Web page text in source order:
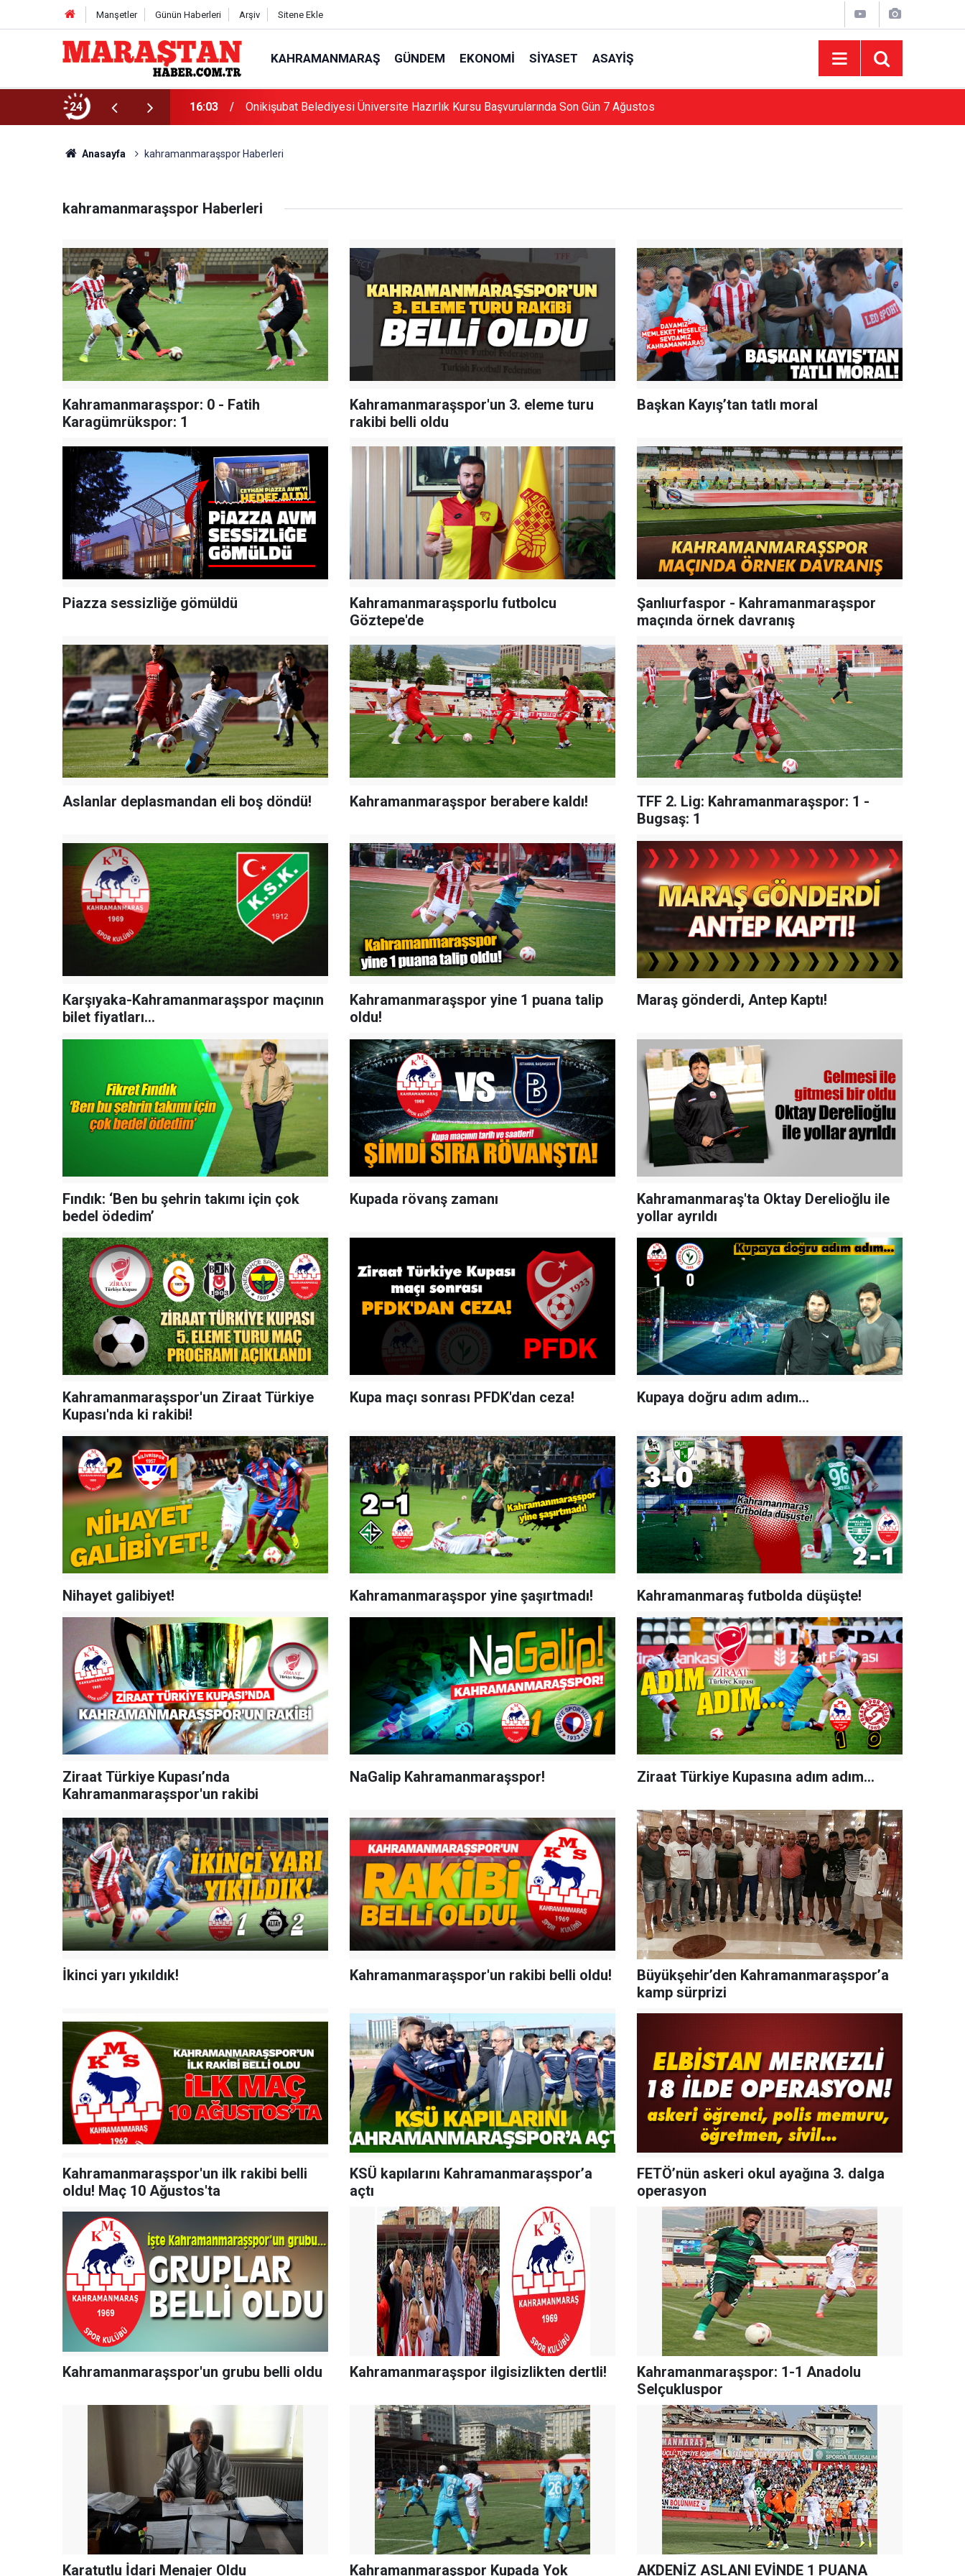
Manşetler Günün Haberleri Arşiv Sitene Ekle
KAHRAMANMARAŞ GÜNDEM EKONOMI SIYASET ASAYIŞ
24 16:03 Onikişubat Belediyesi Üniversite Hazırlık Kursu Başvurularında Son Gün 7 Ağustos
Anasayfa kahramanmaraşspor Haberleri
kahramanmaraşspor Haberleri
Kahramanmaraşspor: 0 - Fatih
Karagümrükspor: 1
Kahramanmaraşspor'un 3. eleme turu
rakibi belli oldu
Başkan Kayış’tan tatlı moral
Piazza sessizliğe gömüldü
Kahramanmaraşsporlu futbolcu
Göztepe'de
Şanlıurfaspor - Kahramanmaraşspor
maçında örnek davranış
Aslanlar deplasmandan eli boş döndü! Kahramanmaraşspor berabere kaldı!
TFF 2. Lig: Kahramanmaraşspor: 1 -
Bugsaş: 1
Karşıyaka-Kahramanmaraşspor maçının
bilet fiyatları...
Kahramanmaraşspor yine 1 puana talip
oldu!
Maraş gönderdi, Antep Kaptı!
Fındık: ‘Ben bu şehrin takımı için çok
bedel ödedim’
Kupada rövanş zamanı
Kahramanmaraş'ta Oktay Derelioğlu ile
yollar ayrıldı
Kahramanmaraşspor'un Ziraat Türkiye
Kupası'nda ki rakibi!
Kupa maçı sonrası PFDK'dan ceza! Kupaya doğru adım adım...
Nihayet galibiyet! Kahramanmaraşspor yine şaşırtmadı! Kahramanmaraş futbolda düşüşte!
Ziraat Türkiye Kupası’nda
Kahramanmaraşspor'un rakibi
NaGalip Kahramanmaraşspor! Ziraat Türkiye Kupasına adım adım...
İkinci yarı yıkıldık! Kahramanmaraşspor'un rakibi belli oldu!
Büyükşehir’den Kahramanmaraşspor’a
kamp sürprizi
Kahramanmaraşspor'un ilk rakibi belli
oldu! Maç 10 Ağustos'ta
KSÜ kapılarını Kahramanmaraşspor’a
açtı
FETÖ’nün askeri okul ayağına 3. dalga
operasyon
Kahramanmaraşspor'un grubu belli oldu Kahramanmaraşspor ilgisizlikten dertli!
Kahramanmaraşspor: 1-1 Anadolu
Selçukluspor
Karatutlu İdari Menajer Oldu Kahramanmaraşspor Kupada Yok AKDENİZ ASLANI EVİNDE 1 PUANA